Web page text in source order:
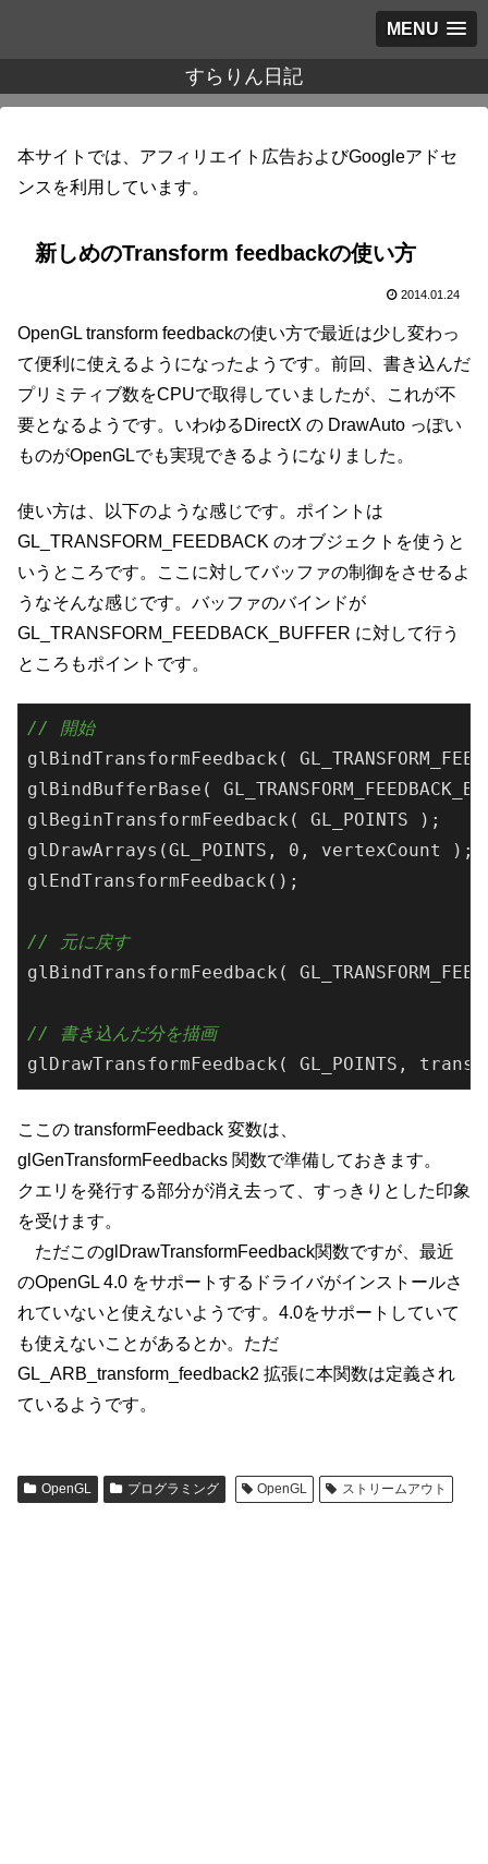
MENU
すらりん日記
本サイトでは、アフィリエイト広告およびGoogleアドセ
ンスを利用しています。
新しめのTransform feedbackの使い方
2014.01.24
OpenGL transform feedbackの使い方で最近は少し変わっ
て便利に使えるようになったようです。前回、書き込んだ
プリミティブ数をCPUで取得していましたが、これが不
要となるようです。いわゆるDirectX の DrawAuto っぽい
ものがOpenGLでも実現できるようになりました。
使い方は、以下のような感じです。ポイントは
GL_TRANSFORM_FEEDBACK のオブジェクトを使うと
いうところです。ここに対してバッファの制御をさせるよ
うなそんな感じです。バッファのバインドが
GL_TRANSFORM_FEEDBACK_BUFFER に対して行う
ところもポイントです。
// 開始
gl BindTransformFeedback(
gl BindBufferBase(
gl BeginTransformFeedback( GL_POINTS ) ;
gl DrawArrays(GL_POINTS, 0, vertexCount ) ;
gl EndTransformFeedback() ;
// 元に戻す
gl BindTransformFeedback(
// 書き込んだ分を描画
gl DrawTransformFeedback( GL_POINTS,
ここの transformFeedback 変数は、
glGenTransformFeedbacks 関数で準備しておきます。
クエリを発行する部分が消え去って、すっきりとした印象
を受けます。
ただこのglDrawTransformFeedback関数ですが、最近
のOpenGL 4.0 をサポートするドライバがインストールさ
れていないと使えないようです。4.0をサポートしていて
も使えないことがあるとか。ただ
GL_ARB_transform_feedback2 拡張に本関数は定義され
ているようです。
OpenGL プログラミング OpenGL ストリームアウト